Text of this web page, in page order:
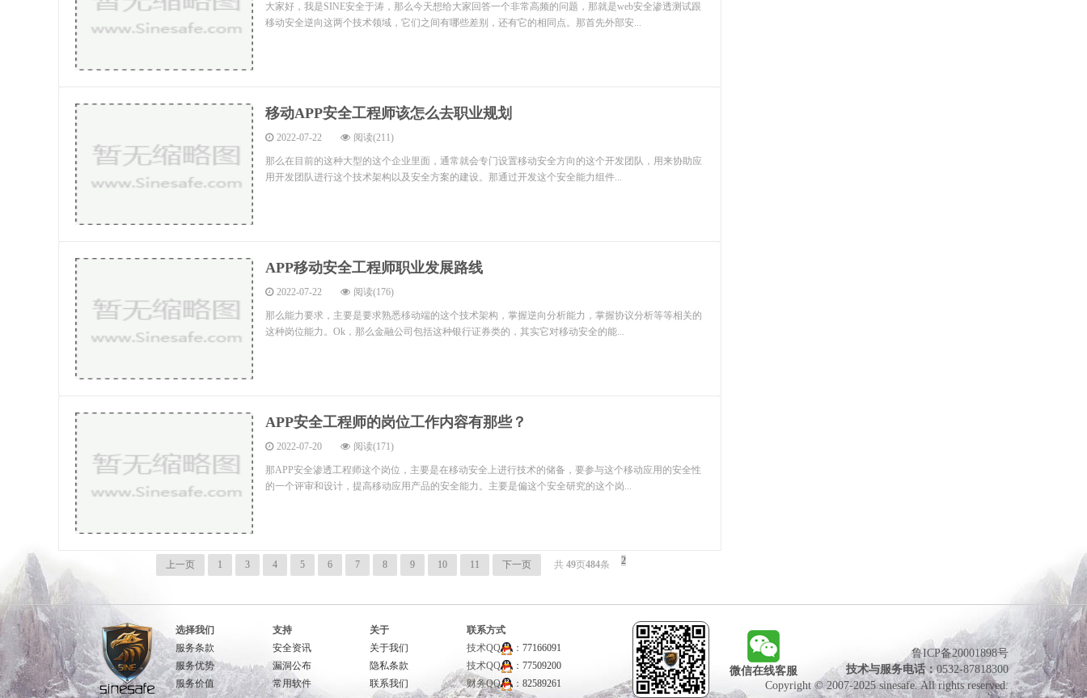
大家好，我是SINE安全于涛，那么今天想给大家回答一个非常高频的问题，那就是web安全渗透测试跟
移动安全逆向这两个技术领域，它们之间有哪些差别，还有它的相同点。那首先外部安...
移动APP安全工程师该怎么去职业规划
2022-07-22 阅读(211)
那么在目前的这种大型的这个企业里面，通常就会专门设置移动安全方向的这个开发团队，用来协助应
用开发团队进行这个技术架构以及安全方案的建设。那通过开发这个安全能力组件...
APP移动安全工程师职业发展路线
2022-07-22 阅读(176)
那么能力要求，主要是要求熟悉移动端的这个技术架构，掌握逆向分析能力，掌握协议分析等等相关的
这种岗位能力。Ok，那么金融公司包括这种银行证券类的，其实它对移动安全的能...
APP安全工程师的岗位工作内容有那些？
2022-07-20 阅读(171)
那APP安全渗透工程师这个岗位，主要是在移动安全上进行技术的储备，要参与这个移动应用的安全性
的一个评审和设计，提高移动应用产品的安全能力。主要是偏这个安全研究的这个岗...
上一页 1 2
3 4 5 6 7 8 9 10 11 下一页 共 49页484条
选择我们
服务条款
服务优势
服务价值
支持
安全资讯
漏洞公布
常用软件
关于
关于我们
隐私条款
联系我们
联系方式
技术QQ
： 77166091
技术QQ
： 77509200
财务QQ
： 82589261
微信在线客服
鲁ICP备20001898号
技术与服务电话：0532-87818300
Copyright © 2007-2025 sinesafe. All rights reserved.